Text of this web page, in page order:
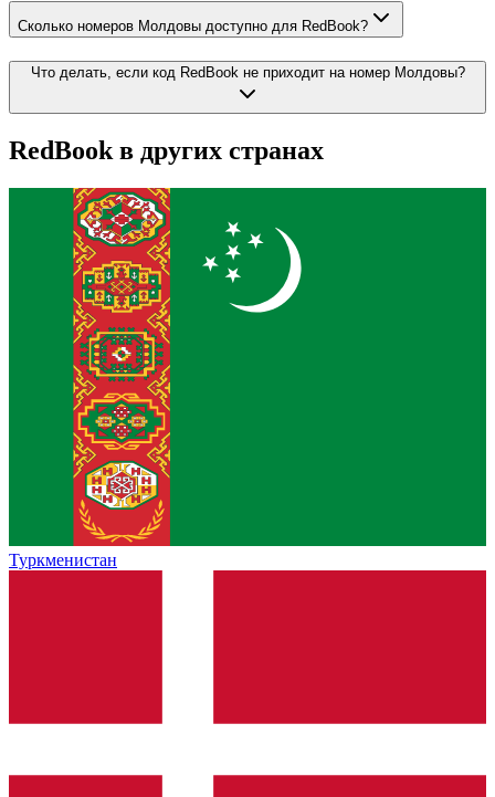
Сколько номеров Молдовы доступно для RedBook?
Что делать, если код RedBook не приходит на номер Молдовы?
RedBook в других странах
Туркменистан